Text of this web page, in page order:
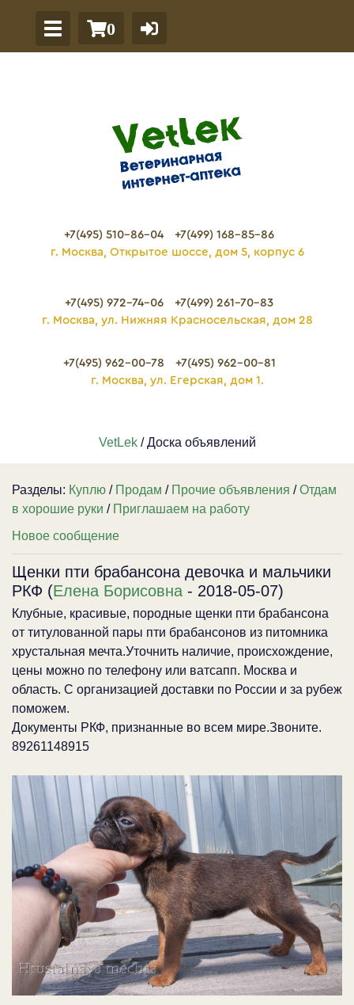
0
+7(495) 510-86-04
+7(499) 168-85-86
г. Москва, Открытое шоссе, дом 5, корпус 6
+7(495) 972-74-06
+7(499) 261-70-83
г. Москва, ул. Нижняя Красносельская, дом 28
+7(495) 962-00-78
+7(495) 962-00-81
г. Москва, ул. Егерская, дом 1.
VetLek/ Доска объявлений
Разделы: Куплю / Продам / Прочие объявления /Отдам
в хорошие руки / Приглашаем на работу
Новое сообщение
Щенки пти брабансона девочка и мальчики
РКФ (Елена Борисовна - 2018-05-07)
Клубные, красивые, породные щенки пти брабансона
от титулованной пары пти брабансонов из питомника
хрустальная мечта.Уточнить наличие, происхождение,
цены можно по телефону или ватсапп. Москва и
область. С организацией доставки по России и за рубеж
поможем.
Документы РКФ, признанные во всем мире.Звоните.
89261148915